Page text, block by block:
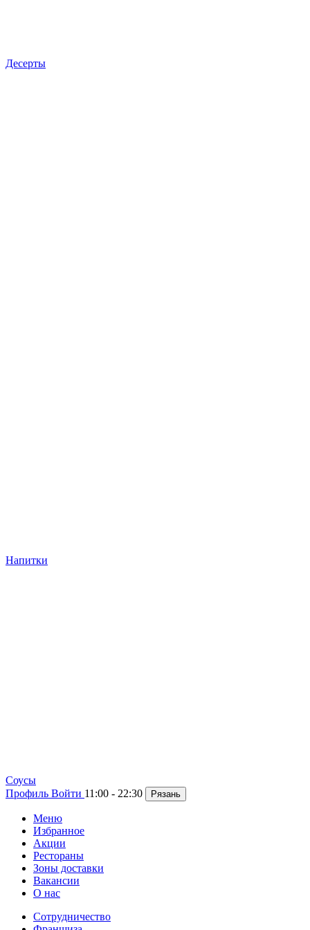
Десерты
Напитки
Cоусы
Профиль Войти 11:00 - 22:30 Рязань
Меню
Избранное
Акции
Рестораны
Зоны доставки
Вакансии
О нас
Сотрудничество